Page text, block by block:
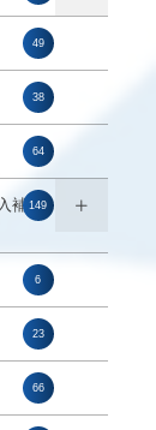
49
38
64
補助
149
6
23
66